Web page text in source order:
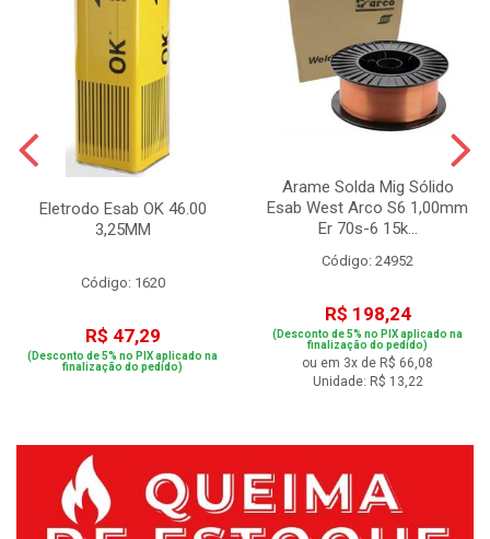
Eletrodo Esab OK 46.00
3,25MM
Código: 1620
R$ 47,29
(Desconto de 5% no PIX aplicado na
finalização do pedido)
Arame Solda Mig Sólido
Esab West Arco S6 1,00mm
Er 70s-6 15k...
Código: 24952
R$ 198,24
(Desconto de 5% no PIX aplicado na
finalização do pedido)
ou em 3x de R$ 66,08
Unidade: R$ 13,22